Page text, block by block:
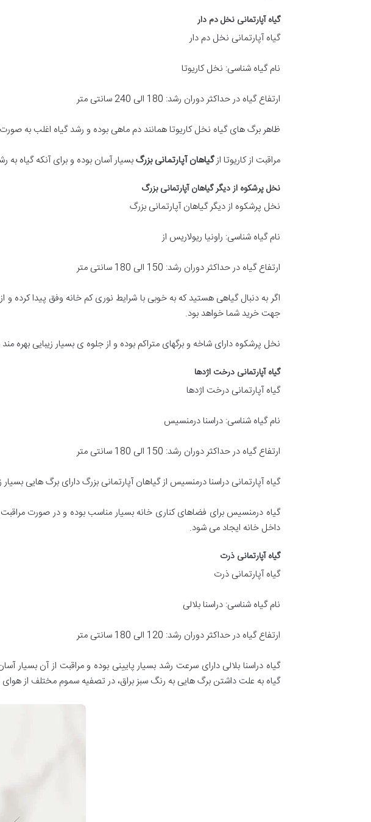
گیاه آپارتمانی نخل دم دار
گیاه آپارتمانی نخل دم دار
نام گیاه شناسی: نخل کاریوتا
ارتفاع گیاه در حداکثر دوران رشد: 180 الی 240 سانتی متر
ظاهر برگ های گیاه نخل کاریوتا همانند دم ماهی بوده و رشد گیاه اغلب به
مراقبت از کاریوتا ازگیاهان آپارتمانی بزرگبسیار آسان بوده و برای آنکه گیاه
نخل پرشکوه از دیگر گیاهان آپارتمانی بزرگ
نخل پرشکوه از دیگر گیاهان آپارتمانی بزرگ
نام گیاه شناسی: راونیا ریولاریس از
ارتفاع گیاه در حداکثر دوران رشد: 150 الی 180 سانتی متر
اگر به دنبال گیاهی هستید که به خوبی با شرایط نوری کم خانه وفق پیدا کرده و
جهت خرید شما خواهد بود.
نخل پرشکوه دارای شاخه و برگهای متراکم بوده و از جلوه ی بسیار زیبایی بهره
گیاه آپارتمانی درخت اژدها
گیاه آپارتمانی درخت اژدها
نام گیاه شناسی: دراسنا درمنسیس
ارتفاع گیاه در حداکثر دوران رشد: 150 الی 180 سانتی متر
گیاه آپارتمانی دراسنا درمنسیس از گیاهان آپارتمانی بزرگ دارای برگ هایی
گیاه درمنسیس برای فضاهای کناری خانه بسیار مناسب بوده و در صورت
داخل خانه ایجاد می شود.
گیاه آپارتمانی ذرت
گیاه آپارتمانی ذرت
نام گیاه شناسی: دراسنا بلالی
ارتفاع گیاه در حداکثر دوران رشد: 120 الی 180 سانتی متر
گیاه دراسنا بلالی دارای سرعت رشد بسیار پایینی بوده و مراقبت از آن بسیار
گیاه به علت داشتن برگ هایی به رنگ سبز براق، در تصفیه سموم مختلف از